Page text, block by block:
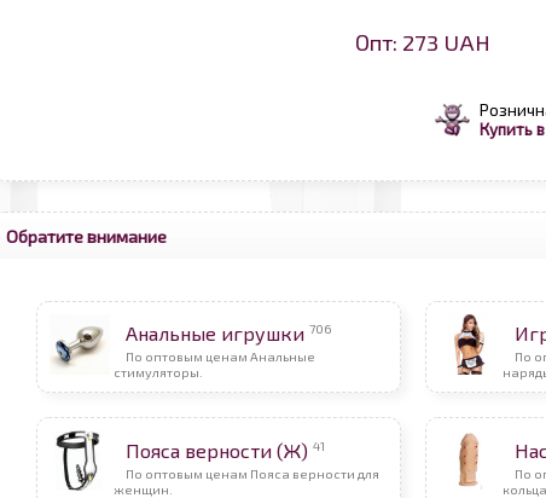
Опт: 273 UAH
Купить
Обратите внимание
Анальные игрушки 706
По оптовым ценам Анальные
стимуляторы.
По
Пояса верности (Ж) 41
По оптовым ценам Пояса верности для
женщин.
По
кольца.